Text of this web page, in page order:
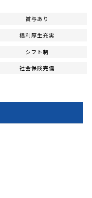
賞与あり
福利厚生充実
シフト制
社会保険完備